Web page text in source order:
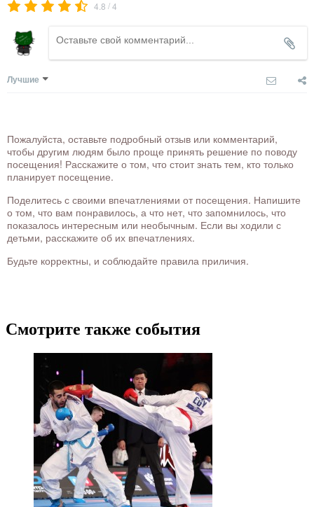
4.8 /4
Лучшие
Пожалуйста, оставьте подробный отзыв или комментарий,
чтобы другим людям было проще принять решение по поводу
посещения! Расскажите о том, что стоит знать тем, кто только
планирует посещение.
Поделитесь с своими впечатлениями от посещения. Напишите
о том, что вам понравилось, а что нет, что запомнилось, что
показалось интересным или необычным. Если вы ходили с
детьми, расскажите об их впечатлениях.
Будьте корректны, и соблюдайте правила приличия.
Смотрите также события